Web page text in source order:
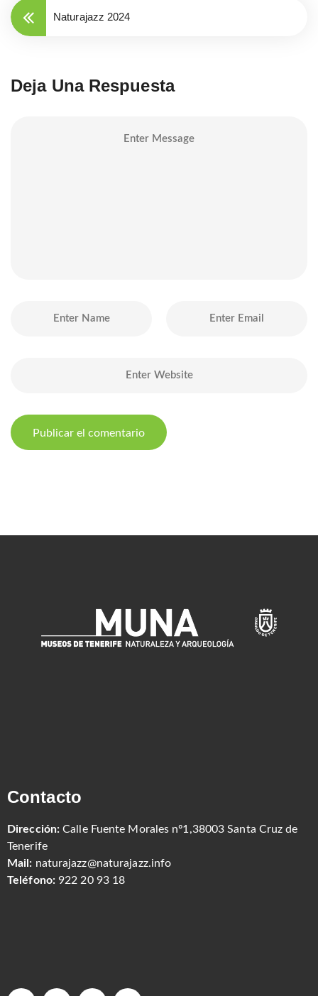
Naturajazz 2024
Deja Una Respuesta
Contacto
Dirección: Calle Fuente Morales nº1,38003 Santa Cruz de
Tenerife
Mail: naturajazz@naturajazz.info
Teléfono: 922 20 93 18